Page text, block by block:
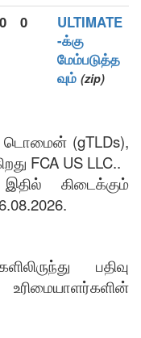
0
ULTIMATE
-க்கு
மேம்படுத்த
வும் (zip)
டொமைன் (gTLDs),
FCA US LLC..
கிடைக்கும்
பதிவு